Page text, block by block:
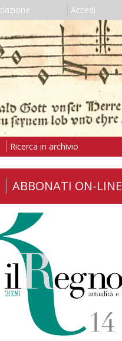
Accedi
Ricerca in archivio
ABBONATI ON-LINE